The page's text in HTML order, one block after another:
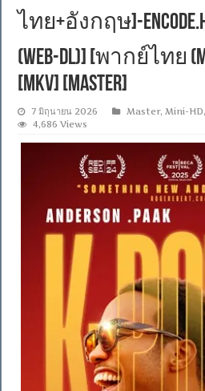
ไทย+อังกฤษ]-
(web-dl)] [พากย์ไทย
[MKV] [MASTER]
7 มิถุนายน 2026 Master,Mini-HD
4,686 Views